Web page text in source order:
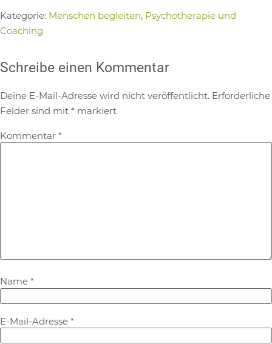
Kategorie: Menschen begleiten, Psychotherapie und
Coaching
Schreibe einen Kommentar
Deine E-Mail-Adresse wird nicht veröffentlicht. Erforderliche
Felder sind mit * markiert
Kommentar *
Name *
E-Mail-Adresse *